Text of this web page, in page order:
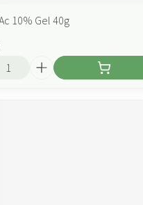
10% Gel 40g